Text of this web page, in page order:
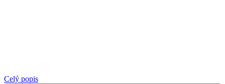
Celý popis